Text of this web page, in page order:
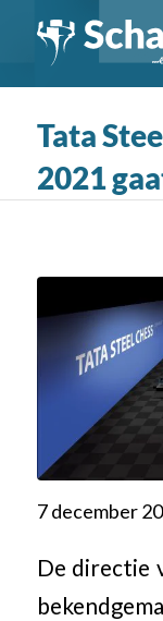
Tata
2021
7 december
De directie